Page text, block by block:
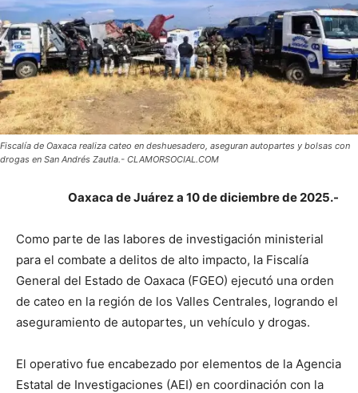
Fiscalía de Oaxaca realiza cateo en deshuesadero, aseguran autopartes y bolsas con
drogas en San Andrés Zautla.- CLAMORSOCIAL.COM
Oaxaca de Juárez a 10 de diciembre de 2025.-
Como parte de las labores de investigación ministerial
para el combate a delitos de alto impacto, la Fiscalía
General del Estado de Oaxaca (FGEO) ejecutó una orden
de cateo en la región de los Valles Centrales, logrando el
aseguramiento de autopartes, un vehículo y drogas.
El operativo fue encabezado por elementos de la Agencia
Estatal de Investigaciones (AEI) en coordinación con la